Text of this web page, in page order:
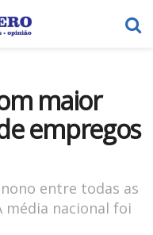
maior
empregos
entre todas as
média nacional foi